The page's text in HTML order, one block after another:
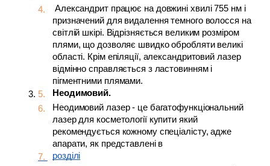
призначений для видалення темного волосся на
світлій шкірі. Відрізняється великим розміром
плями, що дозволяє швидко обробляти великі
області. Крім епіляції, александритовий лазер
відмінно справляється з ластовинням і
пігментними плямами.
Неодимовий.
Неодимовий лазер - це багатофункціональний
лазер для косметології купити який
рекомендується кожному спеціалісту, адже
апарати, як представлені в
розділі